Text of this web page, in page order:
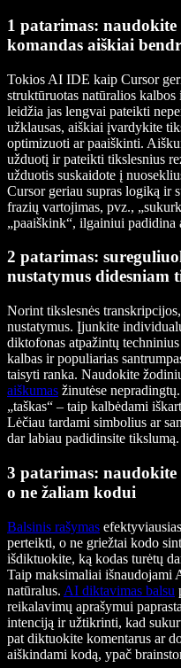
1 patarimas:
komandas aiškiai
Tokios AI IDE kaip Cursor
struktūruotas natūralios kalbos
leidžia jas lengvai pateikti
užklausas, aiškiai įvardykite
optimizuoti ar paaiškinti.
užduotį ir pateikti tikslesnius
užduotis suskaidote į
Cursor geriau supras logiką ir
frazių vartojimas, pvz.,
„paaiškink“, ilgainiui padidina
2 patarimas:
nustatymus didesniam
Norint tikslesnės
nustatymus. Įjunkite
diktofonas atpažintų
kalbas ir populiarias
taisyti ranka. Naudokite
aiškumas žinutėse
„taškas“ – taip kalbėdami
Lėčiau tardami simbolius ar
dar labiau padidinsite tikslumą.
3 patarimas:
o ne žaliam kodui
Balsinis rašymas
perteikti, o ne griežtai kodo
išdiktuokite, ką kodas turėtų
Taip maksimaliai išnaudojami
natūralus. AI diktavimas balsu
reikalavimų aprašymui
intenciją ir užtikrinti, kad
pat diktuokite komentarus ar
aiškindami kodą, ypač